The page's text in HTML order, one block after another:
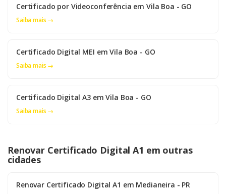
Certificado por Videoconferência em Vila Boa - GO
Saiba mais →
Certificado Digital MEI em Vila Boa - GO
Saiba mais →
Certificado Digital A3 em Vila Boa - GO
Saiba mais →
Renovar Certificado Digital A1 em outras
cidades
Renovar Certificado Digital A1 em Medianeira - PR